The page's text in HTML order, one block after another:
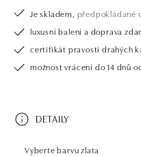
Je skladem, předpokládané
luxusní balení a doprava
certifikát pravosti drahých
možnost vrácení do 14 dnů
DETAILY
Vyberte barvu zlata